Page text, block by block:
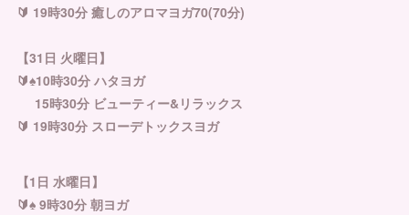
🔰 19時30分 癒しのアロマヨガ70(70分)
【31日 火曜日】
🔰♠︎10時30分 ハタヨガ
15時30分 ビューティー&リラックス
🔰 19時30分 スローデトックスヨガ
【1日 水曜日】
🔰♠︎ 9時30分 朝ヨガ